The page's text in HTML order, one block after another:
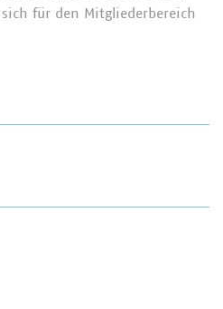
für den Mitgliederbereich